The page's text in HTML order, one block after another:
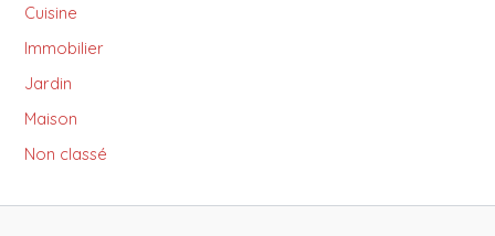
Cuisine
Immobilier
Jardin
Maison
Non classé